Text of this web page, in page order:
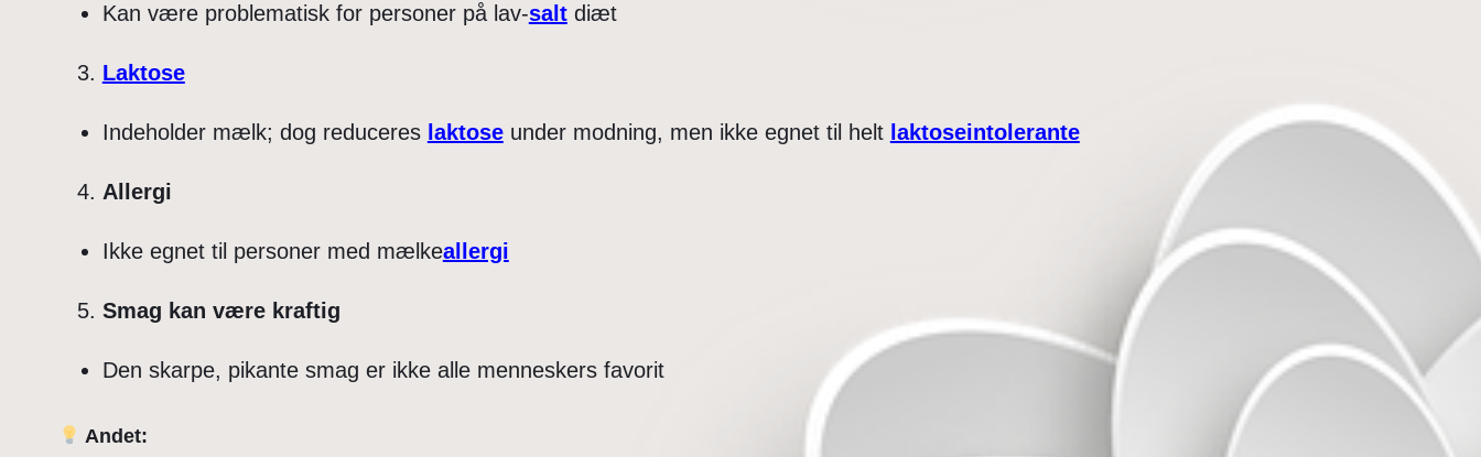
Kan være problematisk for personer på lav-saltdiæt
Laktose
Indeholder mælk; dog reduceres laktoseunder modning, men ikke egnet til helt laktoseintolerante
Allergi
Ikke egnet til personer med mælkeallergi
Smag kan være kraftig
Den skarpe, pikante smag er ikke alle menneskers favorit
Andet: